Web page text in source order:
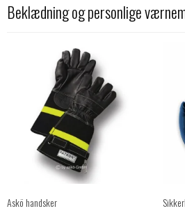
Beklædning og personlige
Askö handsker